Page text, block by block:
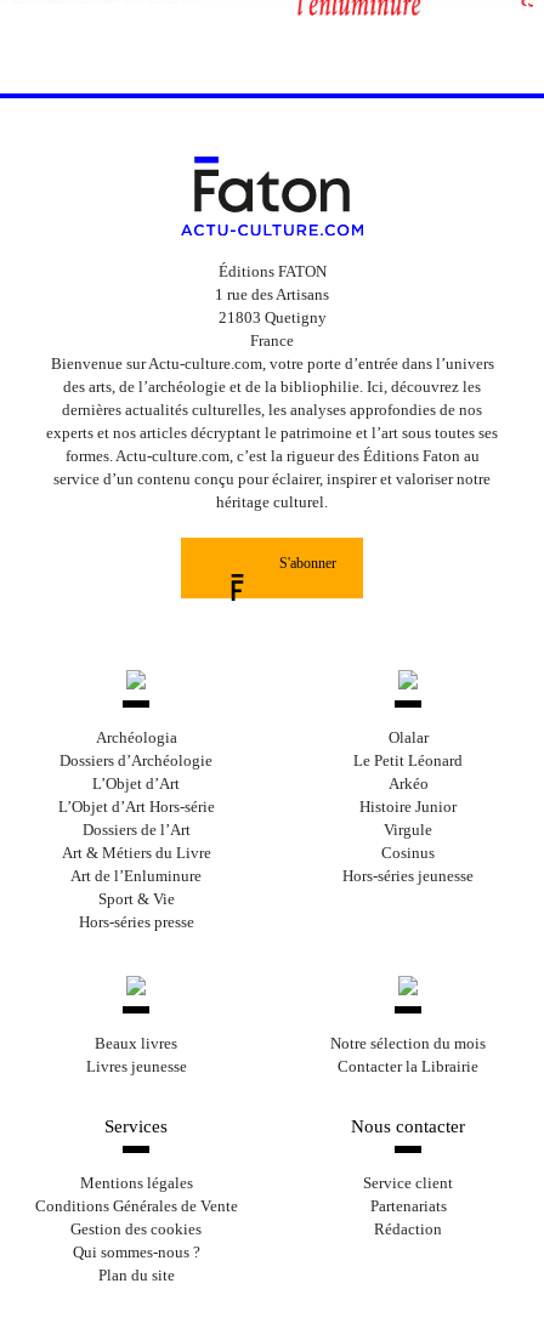
Éditions FATON
1 rue des Artisans
21803 Quetigny
France
Bienvenue sur Actu-culture.com, votre porte d’entrée dans l’univers
des arts, de l’archéologie et de la bibliophilie. Ici, découvrez les
dernières actualités culturelles, les analyses approfondies de nos
experts et nos articles décryptant le patrimoine et l’art sous toutes ses
formes. Actu-culture.com, c’est la rigueur des Éditions Faton au
service d’un contenu conçu pour éclairer, inspirer et valoriser notre
héritage culturel.
S'abonner
Archéologia
Dossiers d’Archéologie
L’Objet d’Art
L’Objet d’Art Hors-série
Dossiers de l’Art
Art & Métiers du Livre
Art de l’Enluminure
Sport & Vie
Hors-séries presse
Olalar
Le Petit Léonard
Arkéo
Histoire Junior
Virgule
Cosinus
Hors-séries jeunesse
Beaux livres
Livres jeunesse
Notre sélection du mois
Contacter la Librairie
Services
Mentions légales
Conditions Générales de Vente
Gestion des cookies
Qui sommes-nous ?
Plan du site
Nous contacter
Service client
Partenariats
Rédaction